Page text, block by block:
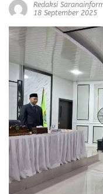
Redaksi
18 September 2025